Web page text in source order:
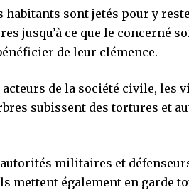
habitants sont jetés pour y
jusqu’à ce que le concerné
de leur clémence.
de la société civile, les
subissent des tortures et
militaires et
mettent également en garde